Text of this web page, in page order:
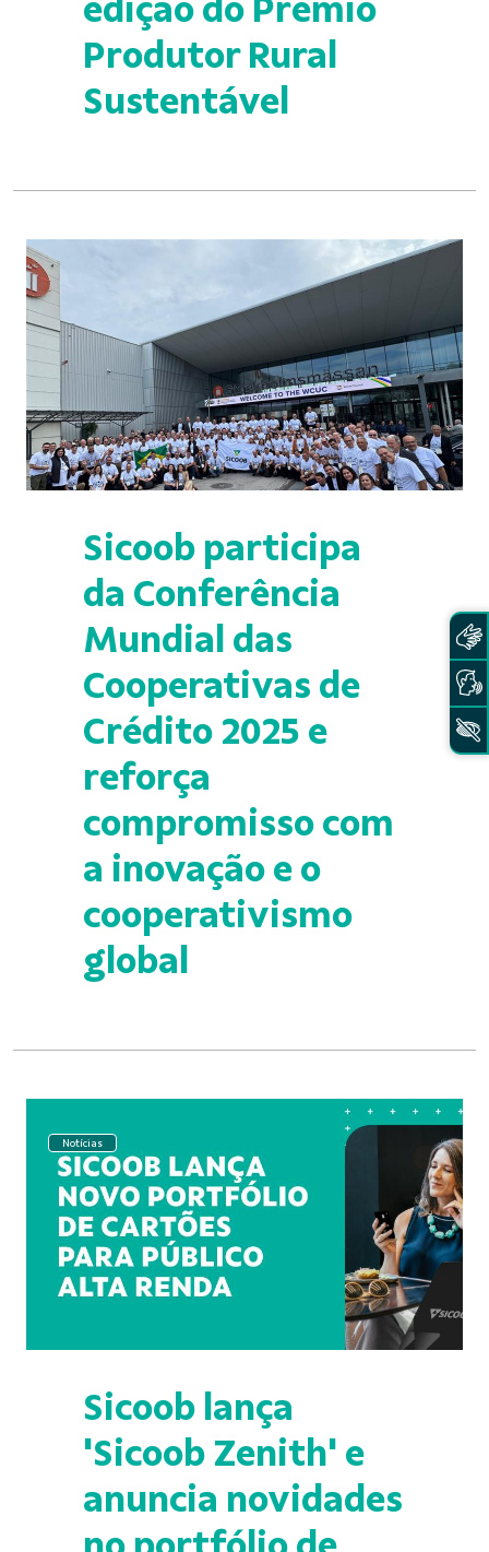
edição do Prêmio
Produtor Rural
Sustentável
Sicoob participa
da Conferência
Mundial das
Cooperativas de
Crédito 2025 e
reforça
compromisso com
a inovação e o
cooperativismo
global
Notícias
Sicoob lança
'Sicoob Zenith' e
anuncia novidades